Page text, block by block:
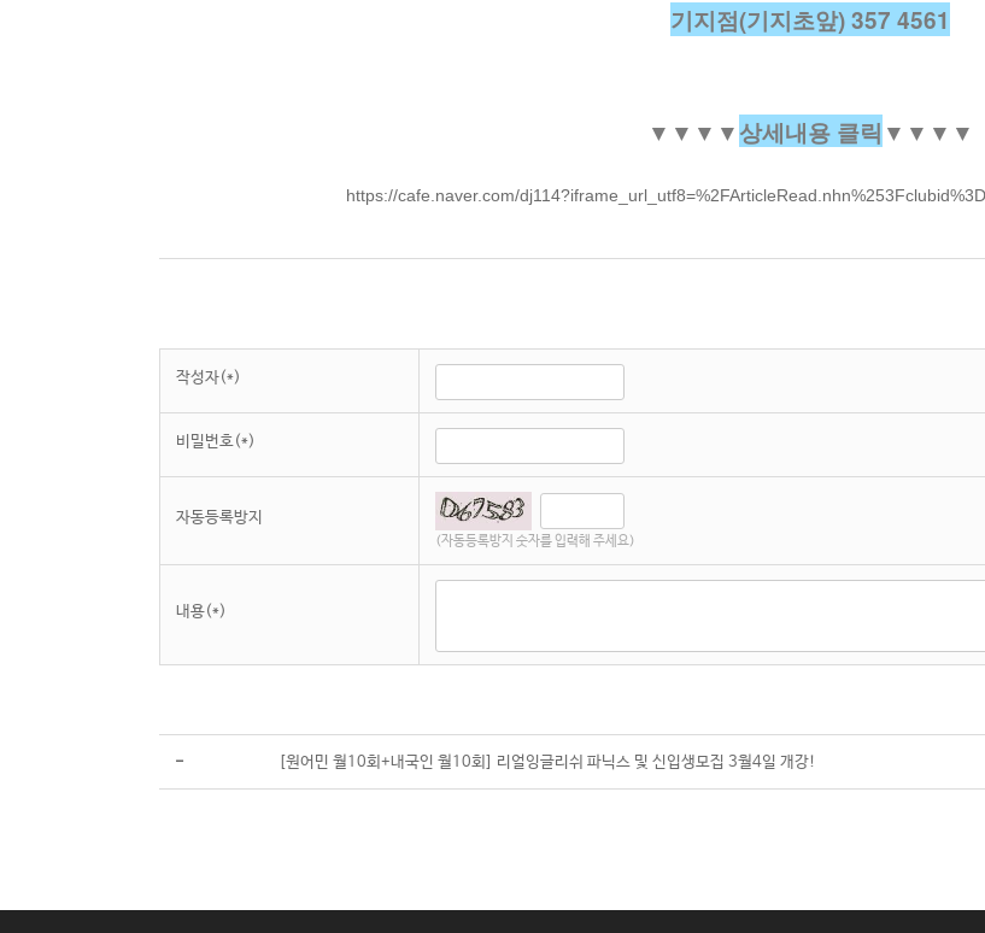
기지점(기지초앞) 357 4561
▼ ▼ ▼ ▼상세내용 클릭 ▼ ▼ ▼ ▼
https://cafe.naver.com/
작성자(*)
비밀번호(*)
자동등록방지
(자동등록방지 숫자를 입력해 주세요)
내용(*)
- [원어민 월10회+내국인 월10회] 리얼잉글리쉬 파닉스 및 신입생모집 3월4일 개강!